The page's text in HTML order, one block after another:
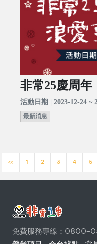
非常25慶周
活動日期 | 2023-12-24 ~
最新消息
<< 1 2 3 4 5
免費服務專線：0800-